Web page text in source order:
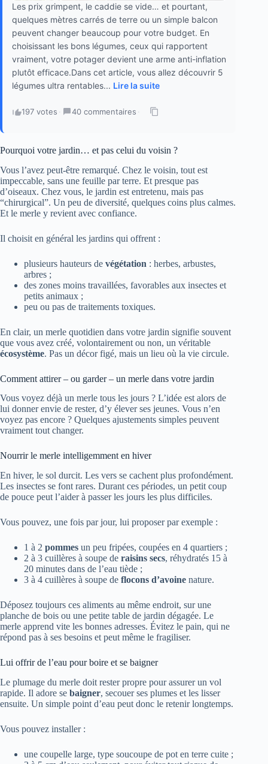
Les prix grimpent, le caddie se vide… et pourtant,
quelques mètres carrés de terre ou un simple balcon
peuvent changer beaucoup pour votre budget. En
choisissant les bons légumes, ceux qui rapportent
vraiment, votre potager devient une arme anti-inflation
plutôt efficace.Dans cet article, vous allez découvrir 5
légumes ultra rentables... Lire la suite
197 votes · 40 commentaires ·
Pourquoi votre jardin… et pas celui du voisin ?
Vous l’avez peut-être remarqué. Chez le voisin, tout est
impeccable, sans une feuille par terre. Et presque pas
d’oiseaux. Chez vous, le jardin est entretenu, mais pas
“chirurgical”. Un peu de diversité, quelques coins plus calmes.
Et le merle y revient avec confiance.
Il choisit en général les jardins qui offrent :
plusieurs hauteurs de végétation : herbes, arbustes,
arbres ;
des zones moins travaillées, favorables aux insectes et
petits animaux ;
peu ou pas de traitements toxiques.
En clair, un merle quotidien dans votre jardin signifie souvent
que vous avez créé, volontairement ou non, un véritable
écosystème. Pas un décor figé, mais un lieu où la vie circule.
Comment attirer – ou garder – un merle dans votre jardin
Vous voyez déjà un merle tous les jours ? L’idée est alors de
lui donner envie de rester, d’y élever ses jeunes. Vous n’en
voyez pas encore ? Quelques ajustements simples peuvent
vraiment tout changer.
Nourrir le merle intelligemment en hiver
En hiver, le sol durcit. Les vers se cachent plus profondément.
Les insectes se font rares. Durant ces périodes, un petit coup
de pouce peut l’aider à passer les jours les plus difficiles.
Vous pouvez, une fois par jour, lui proposer par exemple :
1 à 2 pommes un peu fripées, coupées en 4 quartiers ;
2 à 3 cuillères à soupe de raisins secs, réhydratés 15 à
20 minutes dans de l’eau tiède ;
3 à 4 cuillères à soupe de flocons d’avoine nature.
Déposez toujours ces aliments au même endroit, sur une
planche de bois ou une petite table de jardin dégagée. Le
merle apprend vite les bonnes adresses. Évitez le pain, qui ne
répond pas à ses besoins et peut même le fragiliser.
Lui offrir de l’eau pour boire et se baigner
Le plumage du merle doit rester propre pour assurer un vol
rapide. Il adore se baigner, secouer ses plumes et les lisser
ensuite. Un simple point d’eau peut donc le retenir longtemps.
Vous pouvez installer :
une coupelle large, type soucoupe de pot en terre cuite ;